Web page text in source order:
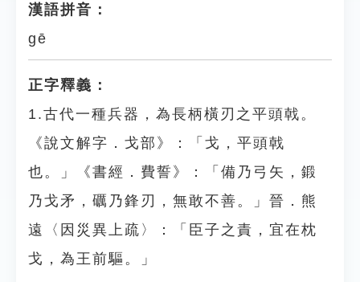
漢語拼音：
gē
正字釋義：
1.古代一種兵器，為長柄橫刃之平頭戟。
《說文解字．戈部》：「戈，平頭戟
也。」《書經．費誓》：「備乃弓矢，鍛
乃戈矛，礪乃鋒刃，無敢不善。」晉．熊
遠〈因災異上疏〉：「臣子之責，宜在枕
戈，為王前驅。」